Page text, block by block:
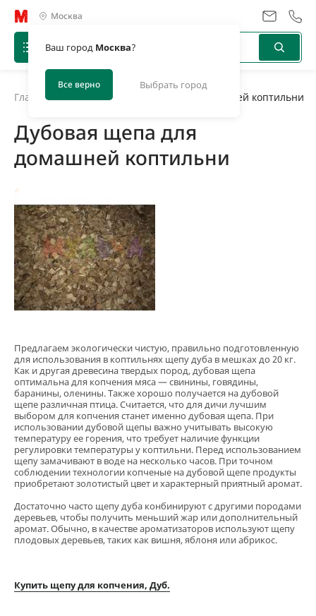
Москва
Ваш город Москва?
Все верно Выбрать город
Главная Дубовая щепа для домашней коптильни
Дубовая щепа для
домашней коптильни
Предлагаем экологически чистую, правильно подготовленную
для использования в коптильнях щепу дуба в мешках до 20 кг.
Как и другая древесина твердых пород, дубовая щепа
оптимальна для копчения мяса — свинины, говядины,
баранины, оленины. Также хорошо получается на дубовой
щепе различная птица. Считается, что для дичи лучшим
выбором для копчения станет именно дубовая щепа. При
использовании дубовой щепы важно учитывать высокую
температуру ее горения, что требует наличие функции
регулировки температуры у коптильни. Перед использованием
щепу замачивают в воде на несколько часов. При точном
соблюдении технологии копченые на дубовой щепе продукты
приобретают золотистый цвет и характерный приятный аромат.
Достаточно часто щепу дуба конбинируют с другими породами
деревьев, чтобы получить меньший жар или дополнительный
аромат. Обычно, в качестве ароматизаторов используют щепу
плодовых деревьев, таких как вишня, яблоня или абрикос.
Купить щепу для копчения, Дуб.